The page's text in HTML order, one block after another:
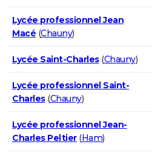
Lycée professionnel Jean
Macé (Chauny)
Lycée Saint-Charles(Chauny)
Lycée professionnel Saint-
Charles(Chauny)
Lycée professionnel Jean-
Charles Peltier(Ham)